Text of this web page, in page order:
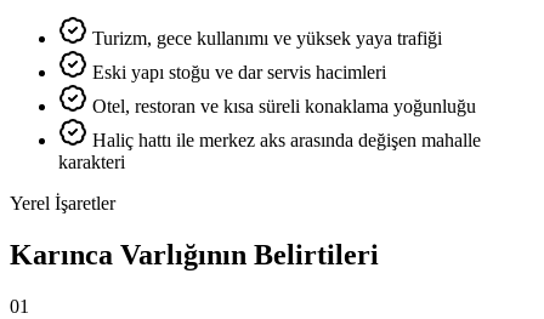
Turizm, gece kullanımı ve yüksek yaya trafiği
Eski yapı stoğu ve dar servis hacimleri
Otel, restoran ve kısa süreli konaklama yoğunluğu
Haliç hattı ile merkez aks arasında değişen mahalle
karakteri
Yerel İşaretler
Karınca Varlığının Belirtileri
01